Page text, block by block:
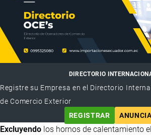
DIRECTORIO
Registre su Empresa en el Directorio
de Comercio Exterior
REGISTRAR
Excluyendo los hornos de calentamiento